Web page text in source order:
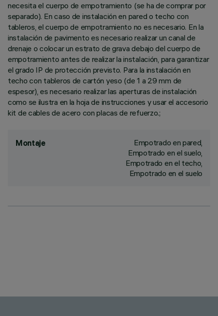
necesita el cuerpo de empotramiento (se ha de comprar por
separado). En caso de instalación en pared o techo con
tableros, el cuerpo de empotramiento no es necesario. En la
instalación de pavimento es necesario realizar un canal de
drenaje o colocar un estrato de grava debajo del cuerpo de
empotramiento antes de realizar la instalación, para garantizar
el grado IP de protección previsto. Para la instalación en
techo con tableros de cartón yeso (de 1 a 29 mm de
espesor), es necesario realizar las aperturas de instalación
como se ilustra en la hoja de instrucciones y usar el accesorio
kit de cables de acero con placas de refuerzo.;
Montaje
Empotrado en pared,
Empotrado en el suelo,
Empotrado en el techo,
Empotrado en el suelo